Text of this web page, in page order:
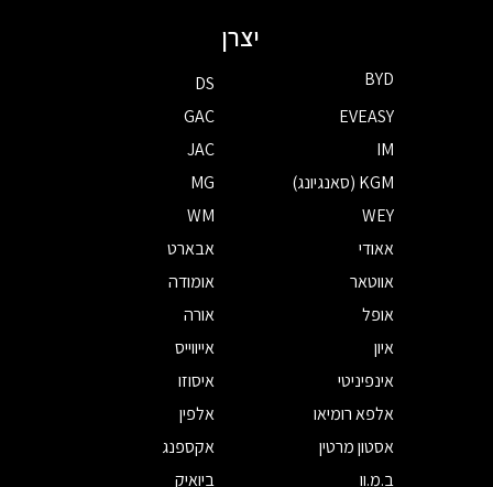
יצרן
BYD
DS
EVEASY
GAC
IM
JAC
KGM (סאנגיונג)
MG
WEY
WM
אאודי
אבארט
אווטאר
אומודה
אופל
אורה
איון
אייווייס
אינפיניטי
איסוזו
אלפא רומיאו
אלפין
אסטון מרטין
אקספנג
ב.מ.וו
ביואיק